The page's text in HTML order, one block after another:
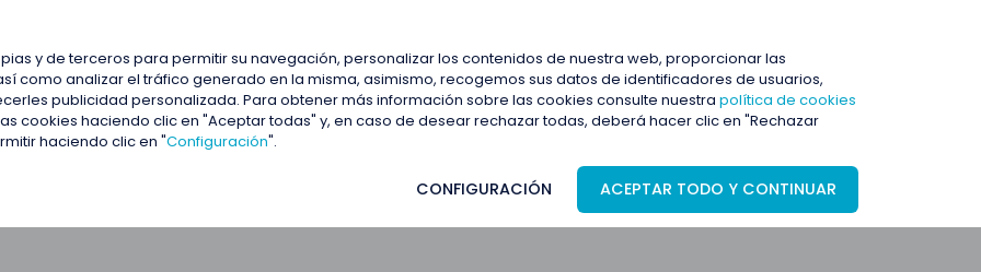
y de terceros para permitir su navegación, personalizar los contenidos de nuestra web, proporcionar las
como analizar el tráfico generado en la misma, asimismo, recogemos sus datos de identificadores de usuarios,
publicidad personalizada. Para obtener más información sobre las cookies consulte nuestra política de cookies
cookies haciendo clic en "Aceptar todas" y, en caso de desear rechazar todas, deberá hacer clic en "Rechazar
haciendo clic en "Configuración".
CONFIGURACIÓN ACEPTAR TODO Y CONTINUAR